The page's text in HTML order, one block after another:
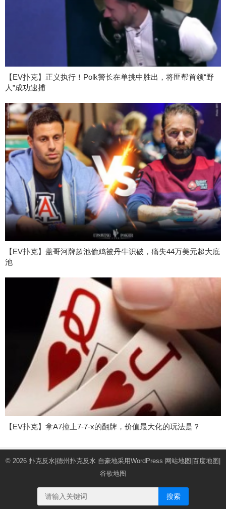
【EV扑克】正义执行！Polk警长在单挑中胜出，将匪帮首领“野
人”成功逮捕
【EV扑克】盖哥河牌超池偷鸡被丹牛识破，痛失44万美元超大底
池
【EV扑克】拿A7撞上7-7-x的翻牌，价值最大化的玩法是？
© 2026 扑克反水|德州扑克反水 自豪地采用WordPress 网站地图 百度地图
谷歌地图
搜索